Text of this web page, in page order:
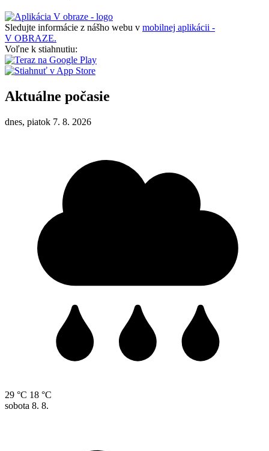
Sledujte informácie z nášho webu v mobilnej aplikácii -
V OBRAZE.
Voľne k stiahnutiu:
Aktuálne počasie
dnes, piatok 7. 8. 2026
29 °C 18 °C
sobota 8. 8.